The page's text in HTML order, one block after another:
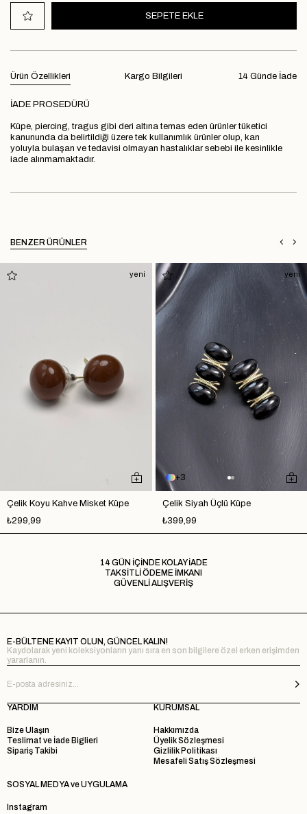
Ürün Özellikleri 14 Günde İade
Kargo Bilgileri
İADE PROSEDÜRÜ
Küpe, piercing, tragus gibi deri altına temas eden ürünler tüketici
kanununda da belirtildiği üzere tek kullanımlık ürünler olup, kan
yoluyla bulaşan ve tedavisi olmayan hastalıklar sebebi ile kesinlikle
iade alınmamaktadır.
BENZER ÜRÜNLER
Çelik Koyu Kahve Misket Küpe
₺299,99
yeni
3
Çelik Siyah Üçlü Küpe
₺399,99
yeni
14 GÜN İÇİNDE KOLAY İADE
TAKSİTLİ ÖDEME İMKANI
GÜVENLİ ALIŞVERİŞ
E-BÜLTENE KAYIT OLUN, GÜNCEL KALIN!
Kaydolarak yeni koleksiyonların yanı sıra en son bilgilere özel erken erişimden
yararlanın.
YARDIM
Bize Ulaşın
Teslimat ve İade Biglieri
Sipariş Takibi
KURUMSAL
Hakkımızda
Üyelik Sözleşmesi
Gizlilik Politikası
Mesafeli Satış Sözleşmesi
SOSYAL MEDYA ve UYGULAMA
Instagram